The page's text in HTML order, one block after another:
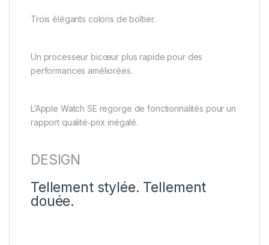
Trois élégants coloris de boîtier.
Un processeur bicœur plus rapide pour des
performances améliorées.
L’Apple Watch SE regorge de fonctionnalités pour un
rapport qualité‑prix inégalé.
DESIGN
Tellement stylée. Tellement
douée.